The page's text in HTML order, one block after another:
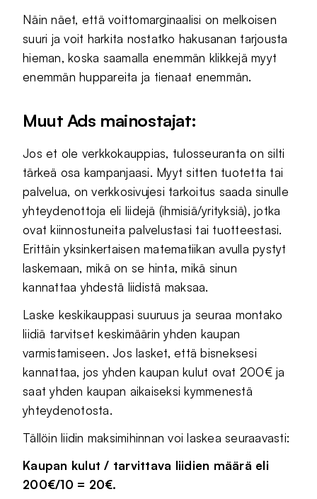
Näin näet, että voittomarginaalisi on melkoisen
suuri ja voit harkita nostatko hakusanan tarjousta
hieman, koska saamalla enemmän klikkejä myyt
enemmän huppareita ja tienaat enemmän.
Muut Ads mainostajat:
Jos et ole verkkokauppias, tulosseuranta on silti
tärkeä osa kampanjaasi. Myyt sitten tuotetta tai
palvelua, on verkkosivujesi tarkoitus saada sinulle
yhteydenottoja eli liidejä (ihmisiä/yrityksiä), jotka
ovat kiinnostuneita palvelustasi tai tuotteestasi.
Erittäin yksinkertaisen matematiikan avulla pystyt
laskemaan, mikä on se hinta, mikä sinun
kannattaa yhdestä liidistä maksaa.
Laske keskikauppasi suuruus ja seuraa montako
liidiä tarvitset keskimäärin yhden kaupan
varmistamiseen. Jos lasket, että bisneksesi
kannattaa, jos yhden kaupan kulut ovat 200€ ja
saat yhden kaupan aikaiseksi kymmenestä
yhteydenotosta.
Tällöin liidin maksimihinnan voi laskea seuraavasti:
Kaupan kulut / tarvittava liidien määrä eli
200€/10 = 20€.